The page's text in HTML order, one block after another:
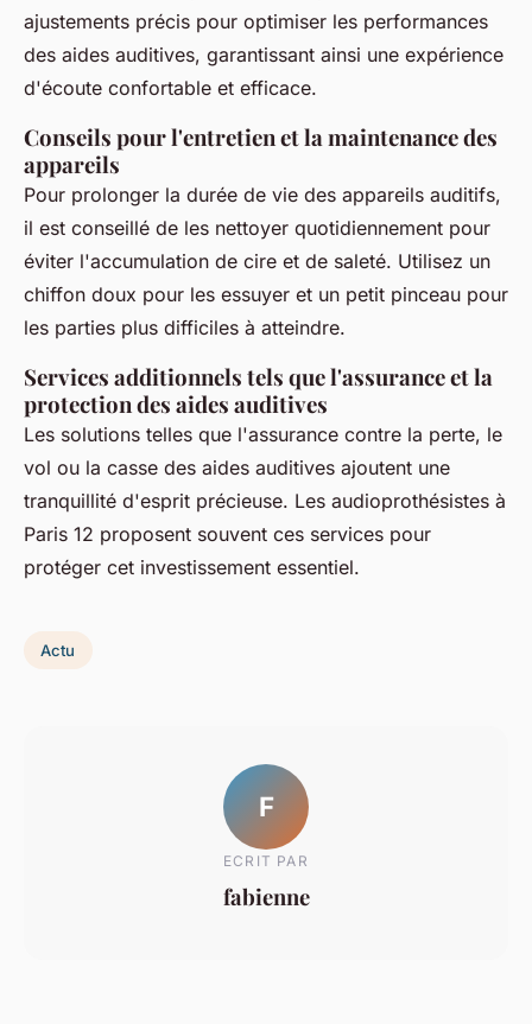
ajustements précis pour optimiser les performances
des aides auditives, garantissant ainsi une expérience
d'écoute confortable et efficace.
Conseils pour l'entretien et la maintenance des
appareils
Pour prolonger la durée de vie des appareils auditifs,
il est conseillé de les nettoyer quotidiennement pour
éviter l'accumulation de cire et de saleté. Utilisez un
chiffon doux pour les essuyer et un petit pinceau pour
les parties plus difficiles à atteindre.
Services additionnels tels que l'assurance et la
protection des aides auditives
Les solutions telles que l'assurance contre la perte, le
vol ou la casse des aides auditives ajoutent une
tranquillité d'esprit précieuse. Les audioprothésistes à
Paris 12 proposent souvent ces services pour
protéger cet investissement essentiel.
Actu
F
ECRIT PAR
fabienne